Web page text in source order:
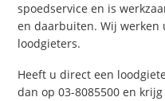
spoedservice en is
en daarbuiten. Wij
loodgieters.
Heeft u direct een
dan op 03-8085500 en